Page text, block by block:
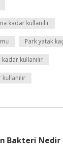
kadar kullanılır
Park yatak
kullanılır
Bakteri Nedir